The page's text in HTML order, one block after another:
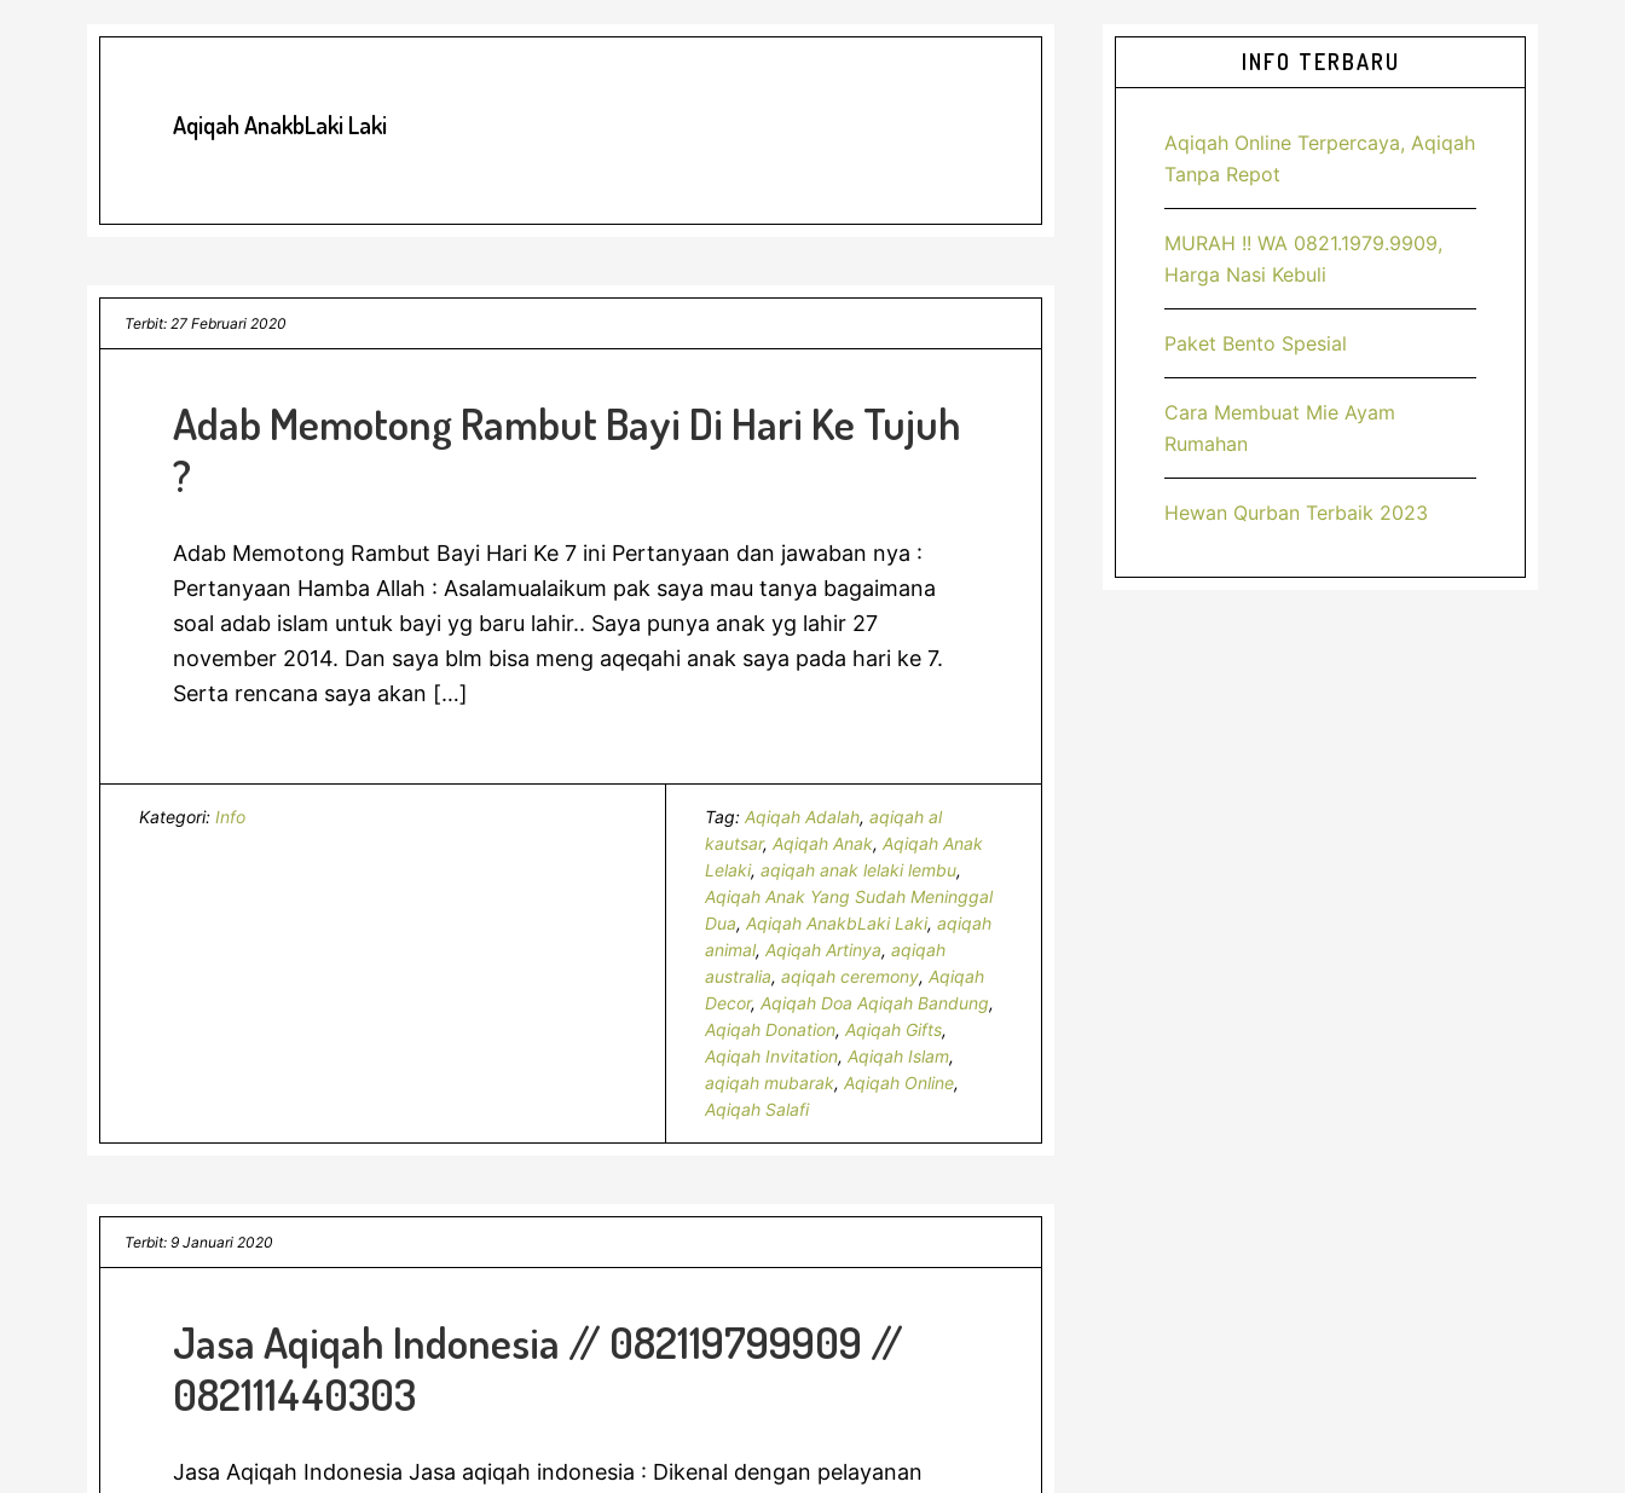
Aqiqah AnakbLaki Laki
Terbit: 27 Februari 2020
Adab Memotong Rambut Bayi Di Hari Ke Tujuh
?
Adab Memotong Rambut Bayi Hari Ke 7 ini Pertanyaan dan jawaban nya :
Pertanyaan Hamba Allah : Asalamualaikum pak saya mau tanya bagaimana
soal adab islam untuk bayi yg baru lahir.. Saya punya anak yg lahir 27
november 2014. Dan saya blm bisa meng aqeqahi anak saya pada hari ke 7.
Serta rencana saya akan […]
Kategori: Info Tag: Aqiqah Adalah, aqiqah al
kautsar, Aqiqah Anak, Aqiqah Anak
Lelaki, aqiqah anak lelaki lembu,
Aqiqah Anak Yang Sudah Meninggal
Dua, Aqiqah AnakbLaki Laki, aqiqah
animal, Aqiqah Artinya, aqiqah
australia, aqiqah ceremony, Aqiqah
Decor, Aqiqah Doa Aqiqah Bandung,
Aqiqah Donation, Aqiqah Gifts,
Aqiqah Invitation, Aqiqah Islam,
aqiqah mubarak, Aqiqah Online,
Aqiqah Salafi
Terbit: 9 Januari 2020
Jasa Aqiqah Indonesia // 082119799909 //
082111440303
Jasa Aqiqah Indonesia Jasa aqiqah indonesia : Dikenal dengan pelayanan
Sidebar
Utama
INFO TERBARU
Aqiqah Online Terpercaya, Aqiqah
Tanpa Repot
MURAH !! WA 0821.1979.9909,
Harga Nasi Kebuli
Paket Bento Spesial
Cara Membuat Mie Ayam
Rumahan
Hewan Qurban Terbaik 2023